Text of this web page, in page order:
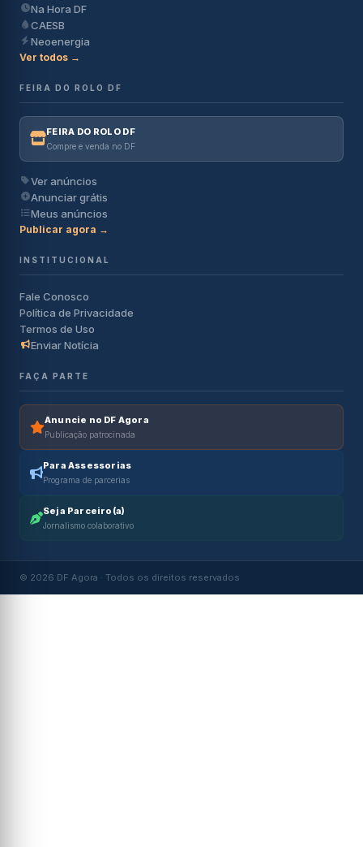
Na Hora DF
CAESB
Neoenergia
Ver todos →
FEIRA DO ROLO DF
FEIRA DO ROLO DF
Compre e venda no DF
Ver anúncios
Anunciar grátis
Meus anúncios
Publicar agora →
INSTITUCIONAL
Fale Conosco
Política de Privacidade
Termos de Uso
Enviar Notícia
FAÇA PARTE
Anuncie no DF Agora
Publicação patrocinada
Para Assessorias
Programa de parcerias
Seja Parceiro(a)
Jornalismo colaborativo
© 2026 DF Agora · Todos os direitos reservados